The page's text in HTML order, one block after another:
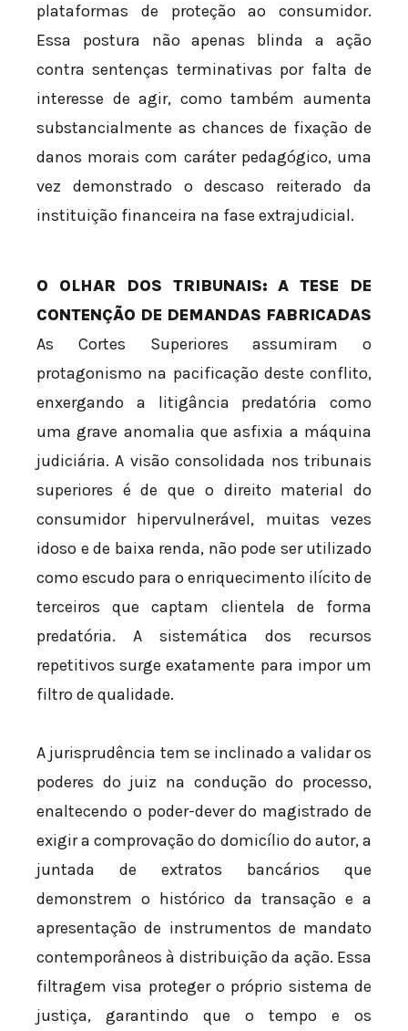
plataformas de proteção ao consumidor.
Essa postura não apenas blinda a ação
contra sentenças terminativas por falta de
interesse de agir, como também aumenta
substancialmente as chances de fixação de
danos morais com caráter pedagógico, uma
vez demonstrado o descaso reiterado da
instituição financeira na fase extrajudicial.
O OLHAR DOS TRIBUNAIS: A TESE DE
CONTENÇÃO DE DEMANDAS FABRICADAS
As Cortes Superiores assumiram o
protagonismo na pacificação deste conflito,
enxergando a litigância predatória como
uma grave anomalia que asfixia a máquina
judiciária. A visão consolidada nos tribunais
superiores é de que o direito material do
consumidor hipervulnerável, muitas vezes
idoso e de baixa renda, não pode ser utilizado
como escudo para o enriquecimento ilícito de
terceiros que captam clientela de forma
predatória. A sistemática dos recursos
repetitivos surge exatamente para impor um
filtro de qualidade.
A jurisprudência tem se inclinado a validar os
poderes do juiz na condução do processo,
enaltecendo o poder-dever do magistrado de
exigir a comprovação do domicílio do autor, a
juntada de extratos bancários que
demonstrem o histórico da transação e a
apresentação de instrumentos de mandato
contemporâneos à distribuição da ação. Essa
filtragem visa proteger o próprio sistema de
justiça, garantindo que o tempo e os